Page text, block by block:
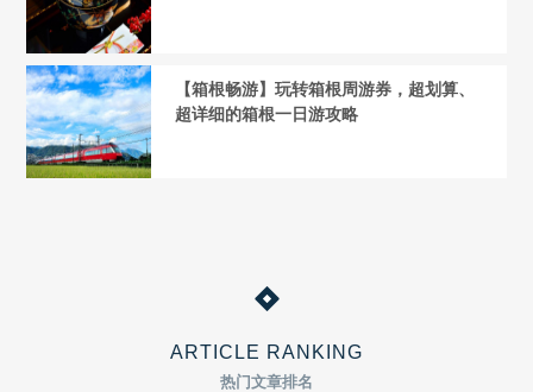
【箱根畅游】玩转箱根周游券，超划算、
超详细的箱根一日游攻略
ARTICLE RANKING
热门文章排名